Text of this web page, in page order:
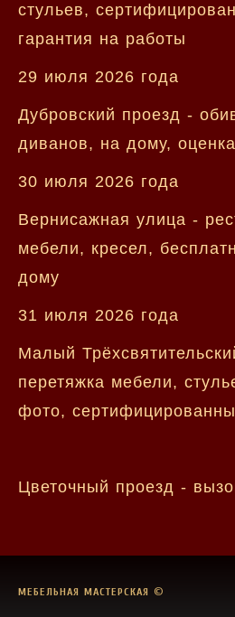
стульев,
гарантия на работы
29 июля 2026 года
Дубровский проезд -
диванов, на дому,
30 июля 2026 года
Вернисажная улица -
мебели, кресел,
дому
31 июля 2026 года
Малый
перетяжка мебели,
фото,
Цветочный проезд -
МЕБЕЛЬНАЯ МАСТЕРСКАЯ ©